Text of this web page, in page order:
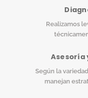
Realizamos
Asesoría
Según la
manejan